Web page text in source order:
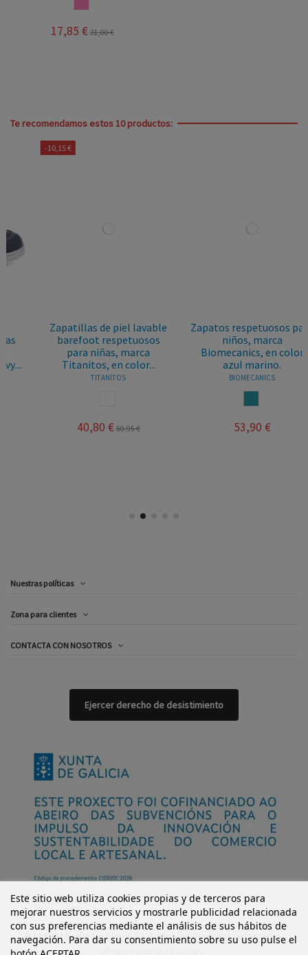
17,85 € 21,00 €
Te recomendamos estos 10 productos:
-10,15 €
Zapatillas de piel lavable
barefoot respetuosos
para niñas, marca
Titanitos, en color...
TITANITOS
40,80 € 50,95 €
Zapatos respetuosos para
niños, marca
Biomecanics, en color
azul marino.
BIOMECANICS
53,90 €
Nuestras políticas
Zona para clientes
CONTACTA CON NOSOTROS
Este sitio web utiliza cookies propias y de terceros para
mejorar nuestros servicios y mostrarle publicidad relacionada
con sus preferencias mediante el análisis de sus hábitos de
navegación. Para dar su consentimiento sobre su uso pulse el
Ejercer derecho de desistimiento
© Mi Castillo Kinder Shoes S.L. Todos los derechos reservados.